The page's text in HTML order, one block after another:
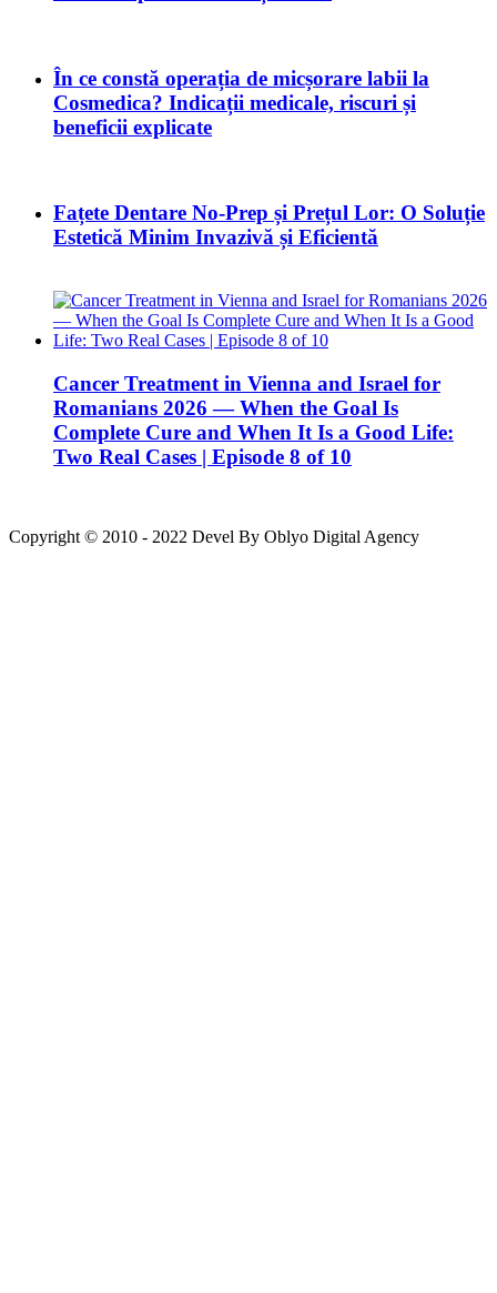
În ce constă operația de micșorare labii la
Cosmedica? Indicații medicale, riscuri și
beneficii explicate
Fațete Dentare No-Prep și Prețul Lor: O Soluție
Estetică Minim Invazivă și Eficientă
Cancer Treatment in Vienna and Israel for
Romanians 2026 — When the Goal Is
Complete Cure and When It Is a Good Life:
Two Real Cases | Episode 8 of 10
Copyright © 2010 - 2022 Devel By Oblyo Digital Agency